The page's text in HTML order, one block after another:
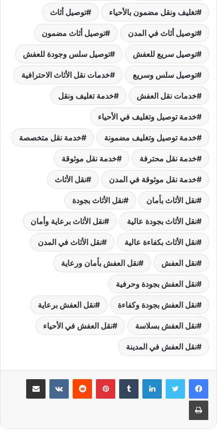
تغليف ونقل مضمون بالأحياء توصيل أثاث
توصيل أثاث في المدن توصيل أثاث مضمون
توصيل سريع للعفش توصيل سلس وجودة للعفش
توصيل سلس وسريع خدمات نقل الأثاث الاحترافية
خدمات نقل العفش خدمة تغليف ونقل
خدمة توصيل وتغليف في الأحياء
خدمة توصيل وتغليف مضمونة خدمة نقل متخصصة
خدمة نقل محترفة خدمة نقل موثوقة
خدمة نقل موثوقة في المدن نقل الأثاث
نقل الأثاث بأمان نقل الأثاث بجودة
نقل الأثاث بجودة عالية نقل الأثاث برعاية وأمان
نقل الأثاث بكفاءة عالية نقل الأثاث في المدن
نقل العفش نقل العفش بأمان ورعاية
نقل العفش بجودة وحرفية
نقل العفش بجودة وكفاءة نقل العفش برعاية
نقل العفش بسلاسة نقل العفش في الأحياء
نقل العفش في المدينة
لينكدإن بينتيريست مشاركة عبر البريد
طباعة